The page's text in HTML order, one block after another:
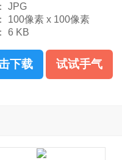
JPG
100像素 x 100像素
6 KB
下载 试试手气